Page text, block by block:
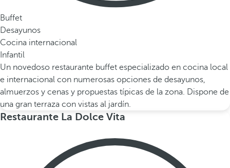
Buffet
Desayunos
Cocina internacional
Infantil
Un novedoso restaurante buffet especializado en cocina local
e internacional con numerosas opciones de desayunos,
almuerzos y cenas y propuestas típicas de la zona. Dispone de
una gran terraza con vistas al jardín.
Restaurante La Dolce Vita